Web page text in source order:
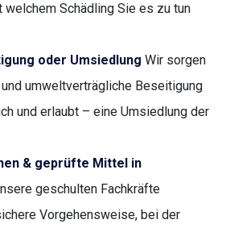
welchem Schädling Sie es zu tun
oder Umsiedlung Wir sorgen
umweltverträgliche Beseitigung
und erlaubt – eine Umsiedlung der
& geprüfte Mittel in
geschulten Fachkräfte
Vorgehensweise, bei der